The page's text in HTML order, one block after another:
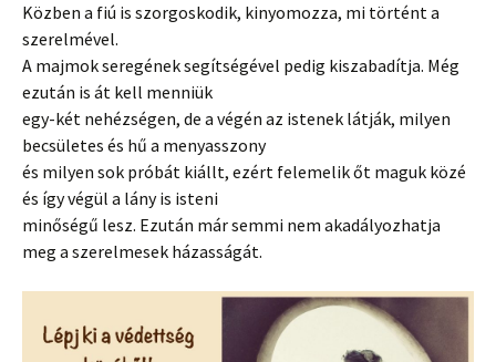
Közben a fiú is szorgoskodik, kinyomozza, mi történt a
szerelmével.
A majmok seregének segítségével pedig kiszabadítja. Még
ezután is át kell menniük
egy-két nehézségen, de a végén az istenek látják, milyen
becsületes és hű a menyasszony
és milyen sok próbát kiállt, ezért felemelik őt maguk közé
és így végül a lány is isteni
minőségű lesz. Ezután már semmi nem akadályozhatja
meg a szerelmesek házasságát.